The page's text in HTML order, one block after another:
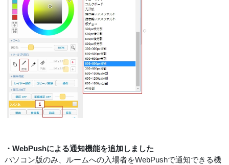
・WebPushによる通知機能を追加しました
パソコン版のみ、ルームへの入場者をWebPushで通知できる機